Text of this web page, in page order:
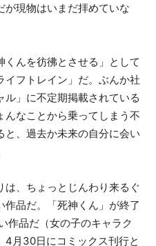
が現物はいまだ拝めていな
んを彷彿とさせる」として
フトレイン」だ。ぶんか社
」に不定期掲載されている
なことから乗ってしまう不
と、過去か未来の自分に会い
は、ちょっとじんわり来るぐ
作品だ。「死神くん」が終了
作品だ（女の子のキャラク
4月30日にコミックス刊行と